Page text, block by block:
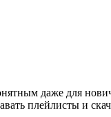
даже для
плейлисты и